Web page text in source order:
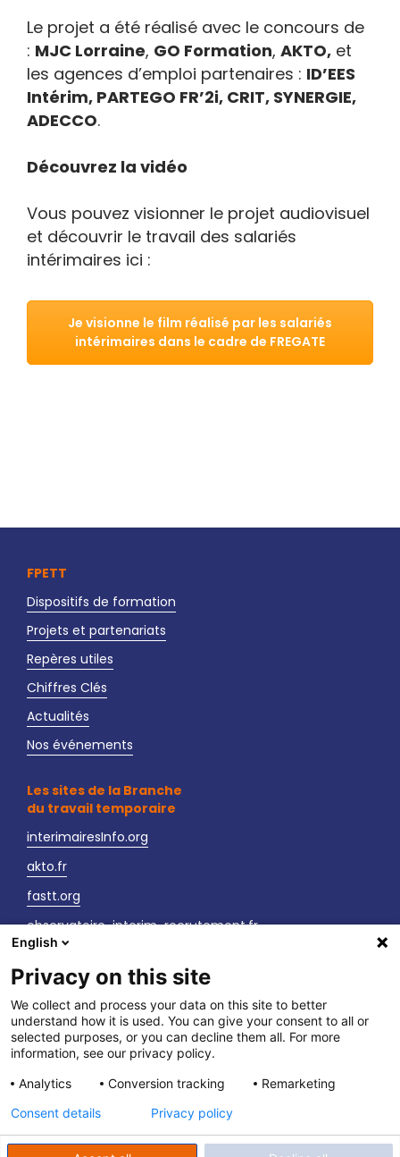
Le projet a été réalisé avec le concours de
: MJC Lorraine, GO Formation, AKTO, et
les agences d’emploi partenaires : ID’EES
Intérim, PARTEGO FR’2i, CRIT, SYNERGIE,
ADECCO.
Découvrez la vidéo
Vous pouvez visionner le projet audiovisuel
et découvrir le travail des salariés
intérimaires ici :
Je visionne le film réalisé par les salariés
intérimaires dans le cadre de FREGATE
FPETT
Dispositifs de formation
Projets et partenariats
Repères utiles
Chiffres Clés
Actualités
Nos événements
Les sites de la Branche
du travail temporaire
interimairesInfo.org
akto.fr
fastt.org
observatoire-interim-recrutement.fr
sante-securite-interim.fr
Nous contacter
LinkedIn
Vos interlocuteurs
Newsletter
English
Privacy on this site
We collect and process your data on this site to better
understand how it is used. You can give your consent to all or
selected purposes, or you can decline them all. For more
information, see our privacy policy.
Analytics
Conversion tracking Remarketing
Consent details Privacy policy